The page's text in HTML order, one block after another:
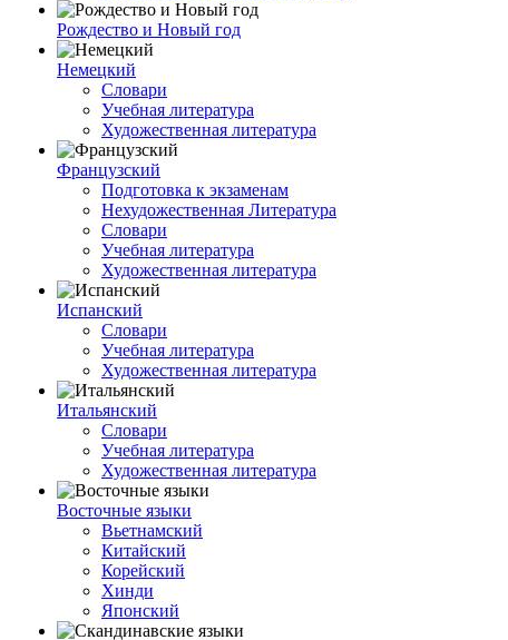
Рождество и Новый год
Немецкий
Словари
Учебная литература
Художественная литература
Французский
Подготовка к экзаменам
Нехудожественная Литература
Словари
Учебная литература
Художественная литература
Испанский
Словари
Учебная литература
Художественная литература
Итальянский
Словари
Учебная литература
Художественная литература
Восточные языки
Вьетнамский
Китайский
Корейский
Хинди
Японский